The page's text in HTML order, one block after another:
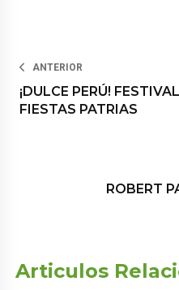
ANTERIOR
¡DULCE PERÚ!
FIESTAS PATRIAS
ROBERT
Articulos